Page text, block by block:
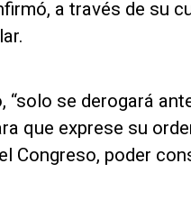
a través de su
“solo se derogará
que exprese su
Congreso, poder